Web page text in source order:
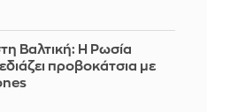
Βαλτική: Η Ρωσία
προβοκάτσια με